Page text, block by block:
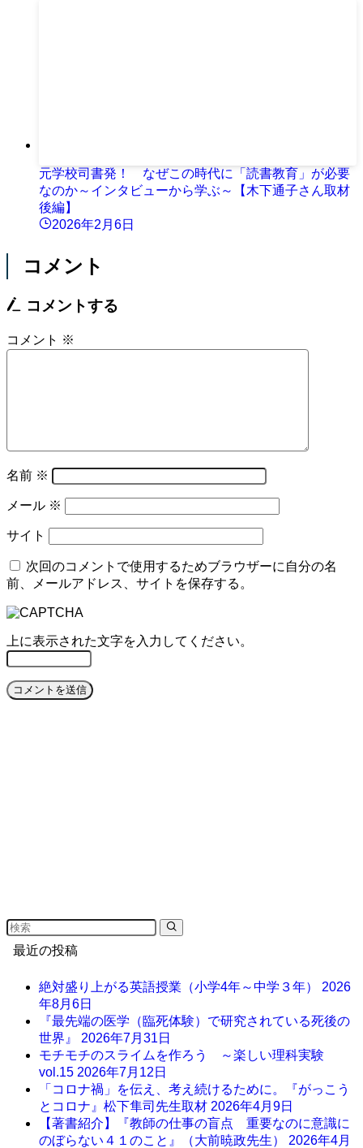
元学校司書発！ なぜこの時代に「読書教育」が必要
なのか～インタビューから学ぶ～【木下通子さん取材
後編】
2026年2月6日
コメント
コメントする
コメント ※
名前 ※
メール ※
サイト
次回のコメントで使用するためブラウザーに自分の名
前、メールアドレス、サイトを保存する。
上に表示された文字を入力してください。
最近の投稿
絶対盛り上がる英語授業（小学4年～中学３年） 2026
年8月6日
『最先端の医学（臨死体験）で研究されている死後の
世界』 2026年7月31日
モチモチのスライムを作ろう ～楽しい理科実験
vol.15 2026年7月12日
「コロナ禍」を伝え、考え続けるために。『がっこう
とコロナ』松下隼司先生取材 2026年4月9日
【著書紹介】『教師の仕事の盲点 重要なのに意識に
のぼらない４１のこと』（大前暁政先生） 2026年4月